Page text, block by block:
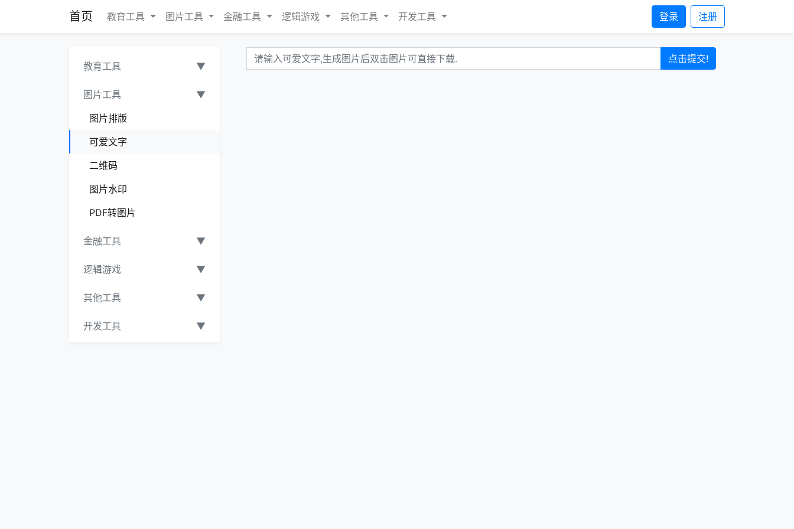
首页 教育工具 图片工具 金融工具 逻辑游戏 其他工具 开发工具 登录 注册
教育工具 ▼
图片工具
▼
图片排版
可爱文字
二维码
图片水印
PDF转图片
金融工具 ▼
逻辑游戏 ▼
其他工具 ▼
开发工具 ▼
点击提交!